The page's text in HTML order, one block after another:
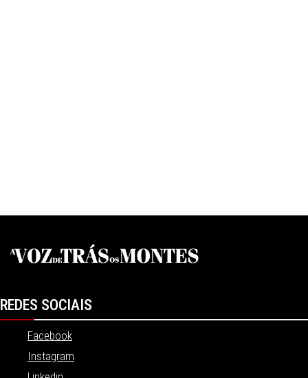
REDES SOCIAIS
Facebook
Instagram